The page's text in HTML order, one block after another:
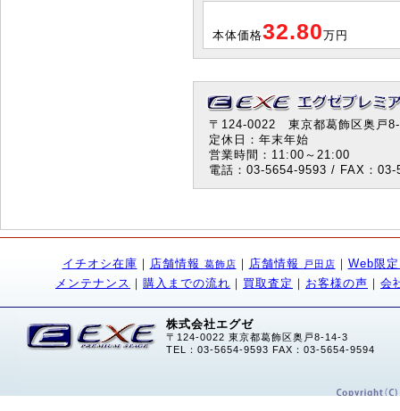
本体価格32.80万円
〒124-0022 東京都葛飾区奥戸
定休日：年末年始
営業時間：11:00～21:00
電話：03-5654-9593 / FAX：03-
イチオシ在庫 ｜ 店舗情報 葛飾店 ｜ 店舗情報 戸田店 ｜ Web限
メンテナンス ｜ 購入までの流れ ｜ 買取査定 ｜ お客様の声 ｜ 会
株式会社エグゼ
〒124-0022 東京都葛飾区奥戸8-14-3
TEL：03-5654-9593 FAX：03-5654-9594